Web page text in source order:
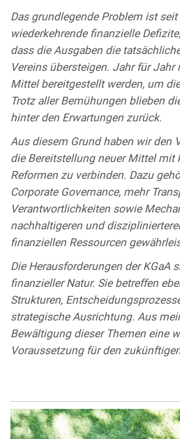
Das grundlegende Problem ist
wiederkehrende finanzielle
dass die Ausgaben die
Vereins übersteigen. Jahr für
Mittel bereitgestellt werden, um
Trotz aller Bemühungen blieben
hinter den Erwartungen zurück.
Aus diesem Grund haben wir den
die Bereitstellung neuer Mittel mit
Reformen zu verbinden. Dazu
Corporate Governance, mehr
Verantwortlichkeiten sowie
nachhaltigeren und
finanziellen Ressourcen
Die Herausforderungen der KGaA
finanzieller Natur. Sie betreffen
Strukturen,
strategische Ausrichtung. Aus
Bewältigung dieser Themen eine
Voraussetzung für den